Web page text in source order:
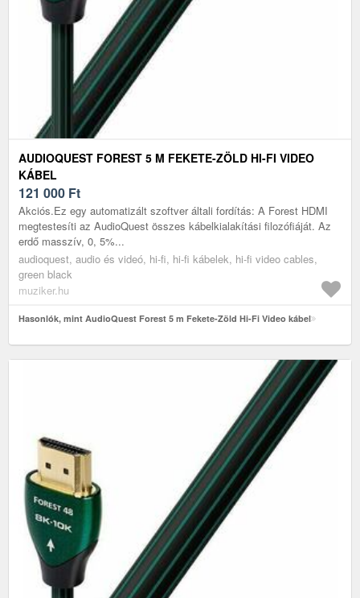
AUDIOQUEST FOREST 5 M FEKETE-ZÖLD HI-FI VIDEO
KÁBEL
121 000 Ft
Akciós.Ez egy automatizált szoftver általi fordítás: A Forest HDMI
megtestesíti az AudioQuest összes kábelkialakítási filozófiáját. Az
erdő masszív, 0, 5%...
audioquest, audio és videó, hi-fi, hi-fi kábelek, hi-fi video cables,
green black
muziker.hu
Hasonlók, mint AudioQuest Forest 5 m Fekete-Zöld Hi-Fi Video kábel